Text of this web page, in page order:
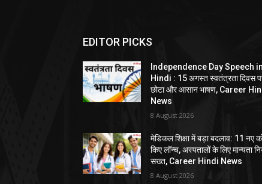
EDITOR PICKS
Independence Day Speech in
Hindi : 15 अगस्त स्वतंत्रता दिवस
छोटा और आसान भाषण, Career
News
8 August 2026
मेडिकल शिक्षा में बड़ा बदलाव: 11 नए
किए लॉन्च, अस्पतालों के लिए मान्यता
सख्त, Career Hindi News
8 August 2026